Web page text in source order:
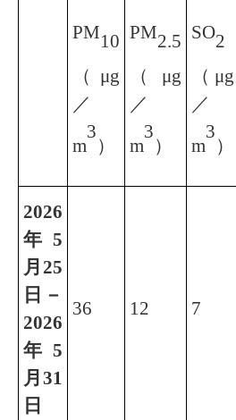
PM10
（μg
／
m
3
）
PM2.5
（μg
／
m
3
）
SO2
（μg
／
m
3
）
2026
年 5
月 25
日 －
2026
年 5
月 31
日
36 12 7